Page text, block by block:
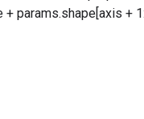
params.shape[axis +